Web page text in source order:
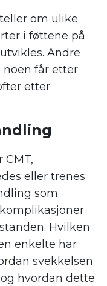
om ulike
i føttene på
Andre
noen får etter
etter
CMT,
eller trenes
som
Hvilken
enkelte har
svekkelsen
hvordan dette